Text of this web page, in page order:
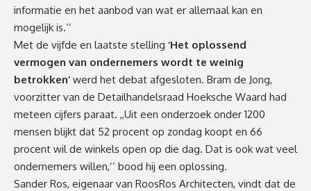
informatie en het aanbod van wat er allemaal kan en
mogelijk is.’’
Met de vijfde en laatste stelling ‘Het oplossend
vermogen van ondernemers wordt te weinig
betrokken’ werd het debat afgesloten. Bram de Jong,
voorzitter van de Detailhandelsraad Hoeksche Waard had
meteen cijfers paraat. ,,Uit een onderzoek onder 1200
mensen blijkt dat 52 procent op zondag koopt en 66
procent wil de winkels open op die dag. Dat is ook wat veel
ondernemers willen,’’ bood hij een oplossing.
Sander Ros, eigenaar van RoosRos Architecten, vindt dat de